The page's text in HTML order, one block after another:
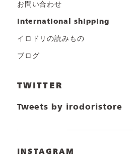
お問い合わせ
international shipping
イロドリの読みもの
ブログ
TWITTER
Tweets by irodoristore
INSTAGRAM